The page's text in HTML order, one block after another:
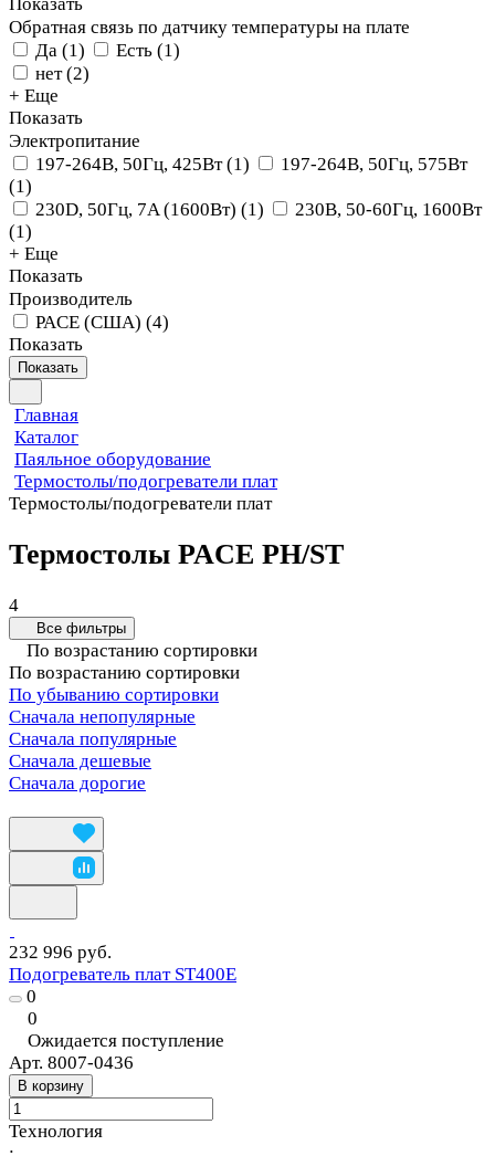
Обратная связь по датчику температуры на плате
Да (1) Есть (1)
нет(2)
+ Еще
Показать
Электропитание
197-264В, 50Гц, 425Вт(1)
197-264В, 50Гц, 575Вт
(1)
230D, 50Гц, 7A (1600Вт) (1)
230В, 50-60Гц, 1600Вт
(1)
+ Еще
Показать
Производитель
PACE (США) (4)
Показать
Показать
Главная
Каталог
Паяльное оборудование
Термостолы/подогреватели плат
Термостолы/подогреватели плат
Термостолы PACE PH/ST
4
Все фильтры
По возрастанию сортировки
По возрастанию сортировки
По убыванию сортировки
Сначала непопулярные
Сначала популярные
Сначала дешевые
Сначала дорогие
232 996 руб.
Подогреватель плат ST400E
0
0
Ожидается поступление
Арт. 8007-0436
В корзину
Технология